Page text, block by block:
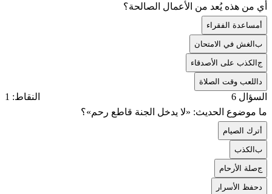
أي من هذه يُعد من الأعمال الصالحة؟
مساعدة الفقراء
بالغش في الامتحان
جالكذب على الأصدقاء
اللعب وقت الصلاة
السؤال 6
النقاط: 1
ما موضوع الحديث: «لا يدخل الجنة قاطع رحم»؟
ترك الصيام
بالكذب
جصلة الأرحام
حفظ الأسرار